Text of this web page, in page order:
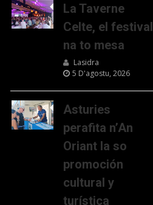
La Taverne
Celte, el festival
na to mesa
Lasidra
5 D'agostu, 2026
Asturies
perafita n’An
Oriant la so
promoción
cultural y
turística